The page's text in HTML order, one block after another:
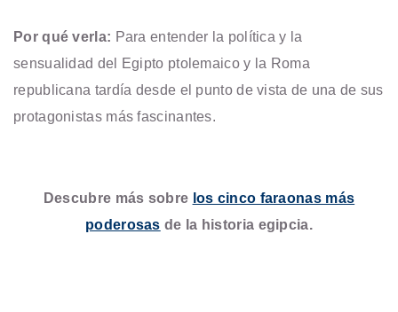
Por qué verla: Para entender la política y la
sensualidad del Egipto ptolemaico y la Roma
republicana tardía desde el punto de vista de una de sus
protagonistas más fascinantes.
Descubre más sobre los cinco faraonas más
poderosas de la historia egipcia.